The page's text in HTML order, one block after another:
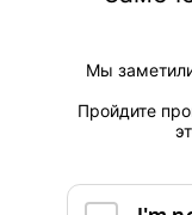
Мы
Пройдите